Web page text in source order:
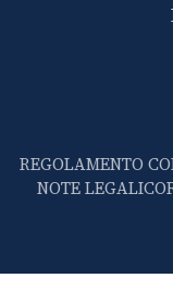
REGOLAMENTO
NOTE LEGALI